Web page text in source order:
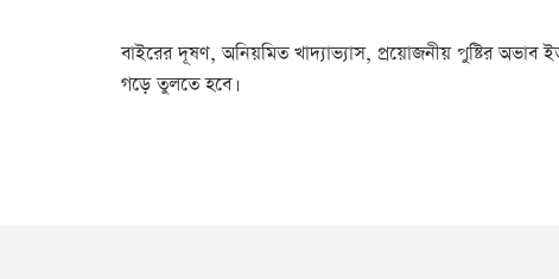
বাইরের দূষণ, অনিয়মিত খাদ্যাভ্যাস, প্রয়োজনীয় পুষ্টির অভাব
গড়ে তুলতে হবে।